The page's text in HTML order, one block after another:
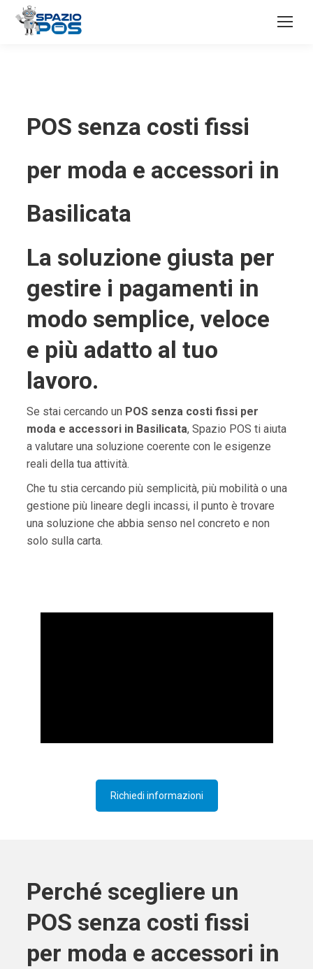
POS senza costi fissi
per moda e accessori in
Basilicata
La soluzione giusta per
gestire i pagamenti in
modo semplice, veloce
e più adatto al tuo
lavoro.
Se stai cercando un POS senza costi fissi per
moda e accessori in Basilicata, Spazio POS ti aiuta
a valutare una soluzione coerente con le esigenze
reali della tua attività.
Che tu stia cercando più semplicità, più mobilità o una
gestione più lineare degli incassi, il punto è trovare
una soluzione che abbia senso nel concreto e non
solo sulla carta.
Richiedi informazioni
Perché scegliere un
POS senza costi fissi
per moda e accessori in